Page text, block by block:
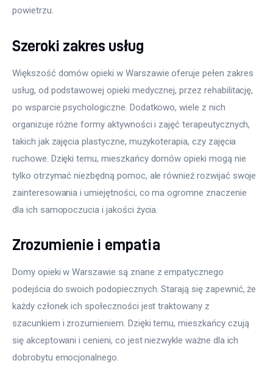
powietrzu.
Szeroki zakres usług
Większość domów opieki w Warszawie oferuje pełen zakres
usług, od podstawowej opieki medycznej, przez rehabilitację,
po wsparcie psychologiczne. Dodatkowo, wiele z nich
organizuje różne formy aktywności i zajęć terapeutycznych,
takich jak zajęcia plastyczne, muzykoterapia, czy zajęcia
ruchowe. Dzięki temu, mieszkańcy domów opieki mogą nie
tylko otrzymać niezbędną pomoc, ale również rozwijać swoje
zainteresowania i umiejętności, co ma ogromne znaczenie
dla ich samopoczucia i jakości życia.
Zrozumienie i empatia
Domy opieki w Warszawie są znane z empatycznego
podejścia do swoich podopiecznych. Starają się zapewnić, że
każdy członek ich społeczności jest traktowany z
szacunkiem i zrozumieniem. Dzięki temu, mieszkańcy czują
się akceptowani i cenieni, co jest niezwykle ważne dla ich
dobrobytu emocjonalnego.